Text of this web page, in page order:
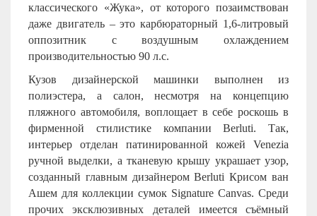
классического «Жука», от которого позаимствован
даже двигатель – это карбюраторный 1,6-литровый
оппозитник с воздушным охлаждением
производительностью 90 л.с.
Кузов дизайнерской машинки выполнен из
полиэстера, а салон, несмотря на концепцию
пляжного автомобиля, воплощает в себе роскошь в
фирменной стилистике компании Berluti. Так,
интерьер отделан патинированной кожей Venezia
ручной выделки, а тканевую крышу украшает узор,
созданный главным дизайнером Berluti Крисом ван
Ашем для коллекции сумок Signature Canvas. Среди
прочих эксклюзивных деталей имеется съёмный